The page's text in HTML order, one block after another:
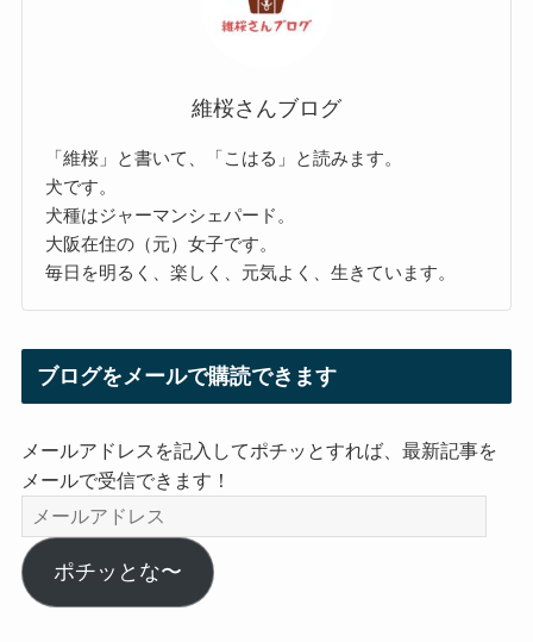
維桜さんブログ
「維桜」と書いて、「こはる」と読みます。
犬です。
犬種はジャーマンシェパード。
大阪在住の（元）女子です。
毎日を明るく、楽しく、元気よく、生きています。
ブログをメールで購読できます
メールアドレスを記入してポチッとすれば、最新記事を
メールで受信できます！
メ
ー
ル
ア
ポチッとな〜